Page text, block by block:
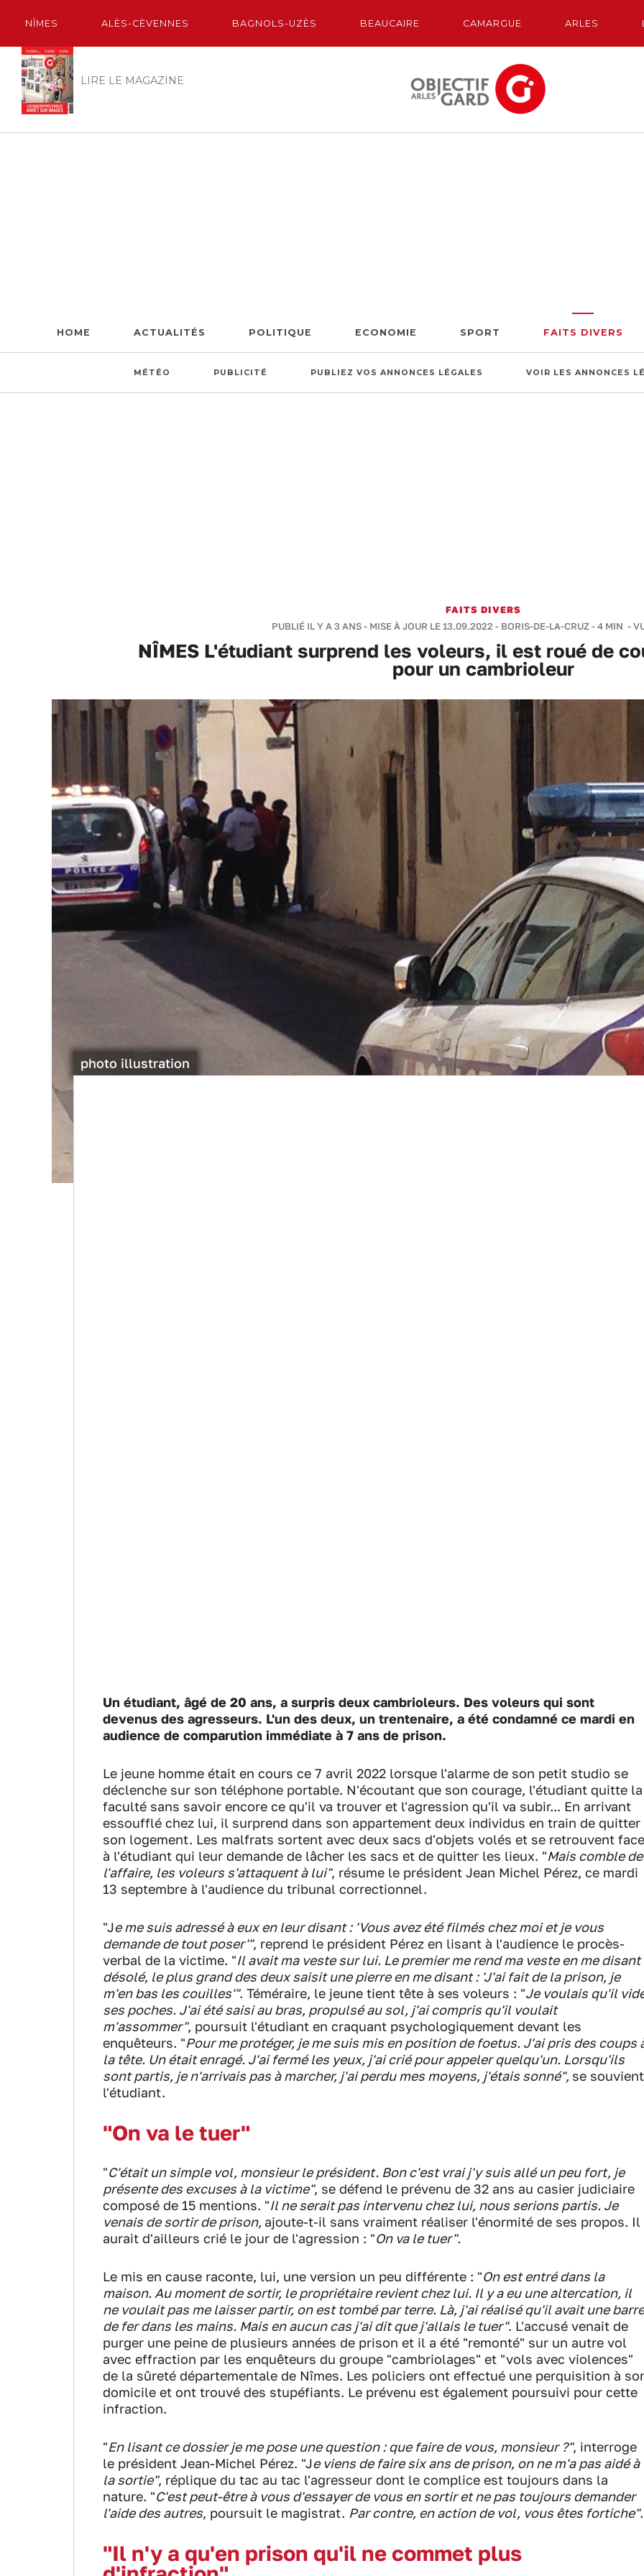
NÎMES ALÈS-CÈVENNES BAGNOLS-UZÈS BEAUCAIRE CAMARGUE ARLES
LIRE LE MAGAZINE
HOME ACTUALITÉS POLITIQUE ECONOMIE SPORT FAITS DIVERS
MÉTÉO PUBLICITÉ PUBLIEZ VOS ANNONCES LÉGALES VOIR LES ANNONCES
FAITS DIVERS
PUBLIÉ IL Y A 3 ANS - MISE À JOUR LE 13.09.2022 - BORIS-DE-LA-CRUZ-4 MIN -
NÎMES L'étudiant surprend les voleurs, il est roué de
pour un cambrioleur
photo illustration
Un étudiant, âgé de 20 ans, a surpris deux cambrioleurs. Des voleurs qui sont
devenus des agresseurs. L'un des deux, un trentenaire, a été condamné ce mardi en
audience de comparution immédiate à 7 ans de prison.
Le jeune homme était en cours ce 7 avril 2022 lorsque l'alarme de son petit studio se
déclenche sur son téléphone portable. N'écoutant que son courage, l'étudiant quitte la
faculté sans savoir encore ce qu'il va trouver et l'agression qu'il va subir... En arrivant
essoufflé chez lui, il surprend dans son appartement deux individus en train de quitter
son logement. Les malfrats sortent avec deux sacs d'objets volés et se retrouvent face
à l'étudiant qui leur demande de lâcher les sacs et de quitter les lieux. "Mais comble de
l'affaire, les voleurs s'attaquent à lui", résume le président Jean Michel Pérez, ce mardi
13 septembre à l'audience du tribunal correctionnel.
"Je me suis adressé à eux en leur disant : 'Vous avez été filmés chez moi et je vous
demande de tout poser'", reprend le président Pérez en lisant à l'audience le procès-
verbal de la victime. "Il avait ma veste sur lui. Le premier me rend ma veste en me disant
désolé, le plus grand des deux saisit une pierre en me disant : 'J'ai fait de la prison, je
m'en bas les couilles'". Téméraire, le jeune tient tête à ses voleurs : "Je voulais qu'il
ses poches. J'ai été saisi au bras, propulsé au sol, j'ai compris qu'il voulait
m'assommer", poursuit l'étudiant en craquant psychologiquement devant les
enquêteurs. "Pour me protéger, je me suis mis en position de foetus. J'ai pris des coups
la tête. Un était enragé. J'ai fermé les yeux, j'ai crié pour appeler quelqu'un. Lorsqu'ils
sont partis, je n'arrivais pas à marcher, j'ai perdu mes moyens, j'étais sonné", se souvient
l'étudiant.
"On va le tuer"
"C'était un simple vol, monsieur le président. Bon c'est vrai j'y suis allé un peu fort, je
présente des excuses à la victime", se défend le prévenu de 32 ans au casier judiciaire
composé de 15 mentions. "Il ne serait pas intervenu chez lui, nous serions partis. Je
venais de sortir de prison, ajoute-t-il sans vraiment réaliser l'énormité de ses propos. Il
aurait d'ailleurs crié le jour de l'agression : "On va le tuer".
Le mis en cause raconte, lui, une version un peu différente : "On est entré dans la
maison. Au moment de sortir, le propriétaire revient chez lui. Il y a eu une altercation, il
ne voulait pas me laisser partir, on est tombé par terre. Là, j'ai réalisé qu'il avait une barre
de fer dans les mains. Mais en aucun cas j'ai dit que j'allais le tuer". L'accusé venait de
purger une peine de plusieurs années de prison et il a été "remonté" sur un autre vol
avec effraction par les enquêteurs du groupe "cambriolages" et "vols avec violences"
de la sûreté départementale de Nîmes. Les policiers ont effectué une perquisition à
domicile et ont trouvé des stupéfiants. Le prévenu est également poursuivi pour cette
infraction.
"En lisant ce dossier je me pose une question : que faire de vous, monsieur ?", interroge
le président Jean-Michel Pérez. "Je viens de faire six ans de prison, on ne m'a pas aidé à
la sortie", réplique du tac au tac l'agresseur dont le complice est toujours dans la
nature. "C'est peut-être à vous d'essayer de vous en sortir et ne pas toujours demander
l'aide des autres, poursuit le magistrat. Par contre, en action de vol, vous êtes fortiche".
"Il n'y a qu'en prison qu'il ne commet plus